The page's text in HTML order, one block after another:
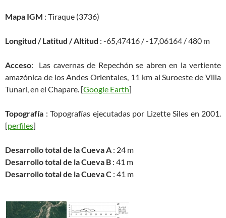
Mapa IGM : Tiraque (3736)
Longitud / Latitud / Altitud : -65,47416 / -17,06164 / 480 m
Acceso: Las cavernas de Repechón se abren en la vertiente
amazónica de los Andes Orientales, 11 km al Suroeste de Villa
Tunari, en el Chapare. [Google Earth]
Topografía : Topografías ejecutadas por Lizette Siles en 2001.
[perfiles]
Desarrollo total de la Cueva A : 24 m
Desarrollo total de la Cueva B : 41 m
Desarrollo total de la Cueva C : 41 m